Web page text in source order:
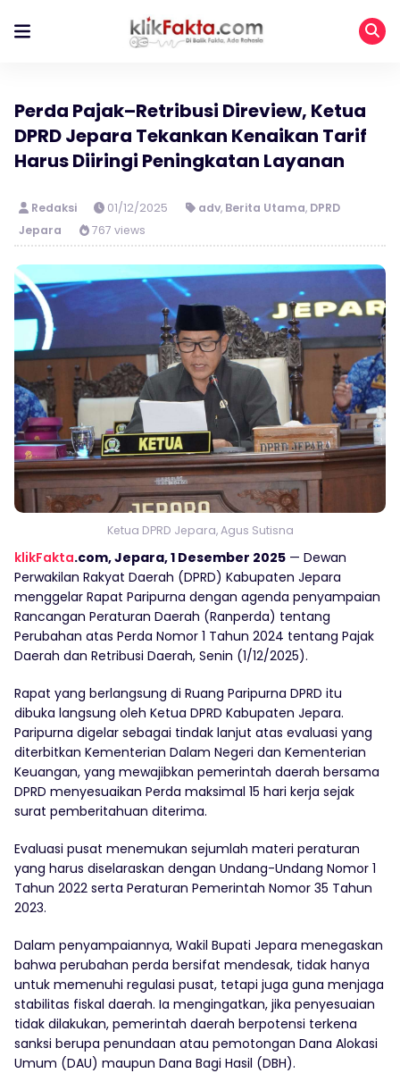
Perda Pajak–Retribusi Direview, Ketua
DPRD Jepara Tekankan Kenaikan Tarif
Harus Diiringi Peningkatan Layanan
Redaksi 01/12/2025 adv, Berita Utama, DPRD
Jepara
767 views
Ketua DPRD Jepara, Agus Sutisna
klikFakta.com, Jepara, 1 Desember 2025 — Dewan
Perwakilan Rakyat Daerah (DPRD) Kabupaten Jepara
menggelar Rapat Paripurna dengan agenda penyampaian
Rancangan Peraturan Daerah (Ranperda) tentang
Perubahan atas Perda Nomor 1 Tahun 2024 tentang Pajak
Daerah dan Retribusi Daerah, Senin (1/12/2025).
Rapat yang berlangsung di Ruang Paripurna DPRD itu
dibuka langsung oleh Ketua DPRD Kabupaten Jepara.
Paripurna digelar sebagai tindak lanjut atas evaluasi yang
diterbitkan Kementerian Dalam Negeri dan Kementerian
Keuangan, yang mewajibkan pemerintah daerah bersama
DPRD menyesuaikan Perda maksimal 15 hari kerja sejak
surat pemberitahuan diterima.
Evaluasi pusat menemukan sejumlah materi peraturan
yang harus diselaraskan dengan Undang-Undang Nomor 1
Tahun 2022 serta Peraturan Pemerintah Nomor 35 Tahun
2023.
Dalam penyampaiannya, Wakil Bupati Jepara menegaskan
bahwa perubahan perda bersifat mendesak, tidak hanya
untuk memenuhi regulasi pusat, tetapi juga guna menjaga
stabilitas fiskal daerah. Ia mengingatkan, jika penyesuaian
tidak dilakukan, pemerintah daerah berpotensi terkena
sanksi berupa penundaan atau pemotongan Dana Alokasi
Umum (DAU) maupun Dana Bagi Hasil (DBH).